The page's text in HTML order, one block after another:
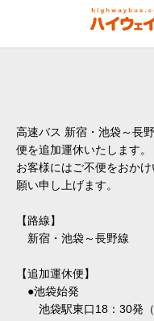
高速バス 新宿・池袋～長
便を追加運休いたします。
お客様にはご不便をおか
願い申し上げます。
【路線】
新宿・池袋～長野線
【追加運休便】
●池袋始発
池袋駅東口18：30発（